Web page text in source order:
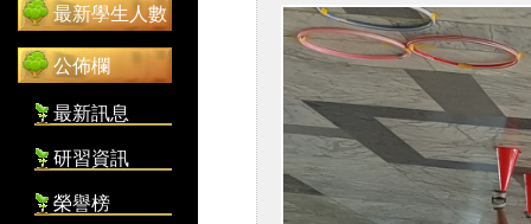
最新學生人數
公佈欄
最新訊息
研習資訊
榮譽榜